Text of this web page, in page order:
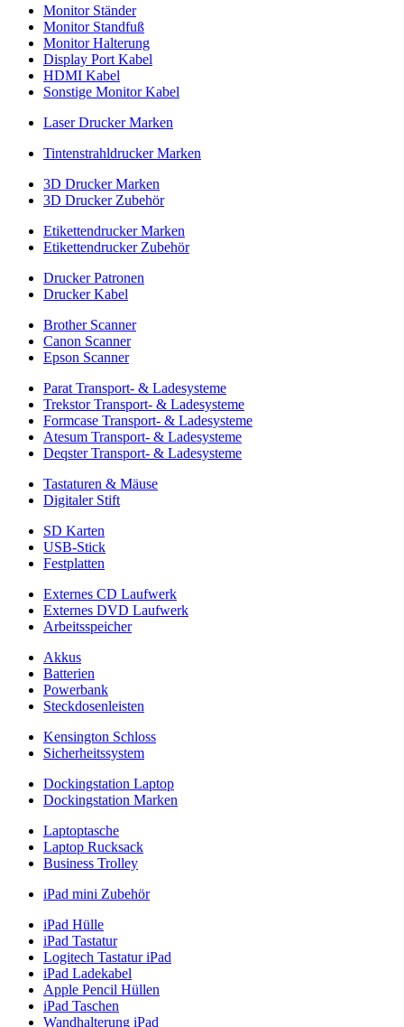
Monitor Ständer
Monitor Standfuß
Monitor Halterung
Display Port Kabel
HDMI Kabel
Sonstige Monitor Kabel
Laser Drucker Marken
Tintenstrahldrucker Marken
3D Drucker Marken
3D Drucker Zubehör
Etikettendrucker Marken
Etikettendrucker Zubehör
Drucker Patronen
Drucker Kabel
Brother Scanner
Canon Scanner
Epson Scanner
Parat Transport- & Ladesysteme
Trekstor Transport- & Ladesysteme
Formcase Transport- & Ladesysteme
Atesum Transport- & Ladesysteme
Deqster Transport- & Ladesysteme
Tastaturen & Mäuse
Digitaler Stift
SD Karten
USB-Stick
Festplatten
Externes CD Laufwerk
Externes DVD Laufwerk
Arbeitsspeicher
Akkus
Batterien
Powerbank
Steckdosenleisten
Kensington Schloss
Sicherheitssystem
Dockingstation Laptop
Dockingstation Marken
Laptoptasche
Laptop Rucksack
Business Trolley
iPad mini Zubehör
iPad Hülle
iPad Tastatur
Logitech Tastatur iPad
iPad Ladekabel
Apple Pencil Hüllen
iPad Taschen
Wandhalterung iPad